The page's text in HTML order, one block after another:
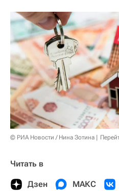
© РИА Новости / Нина Зотина
Читать в
Дзен МАКС